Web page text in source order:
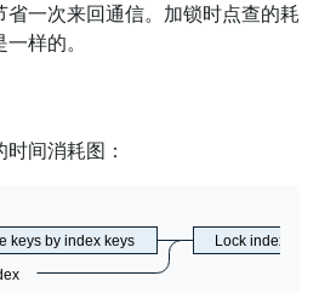
一次来回通信。加锁时点查的耗
一样的。
间消耗图：
keys by index keys
Lock index